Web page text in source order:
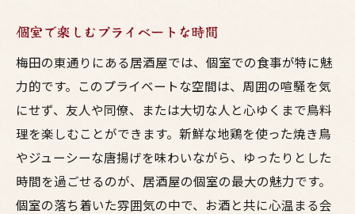
個室で楽しむプライベートな時間
梅田の東通りにある居酒屋では、個室での食事が特に魅
力的です。このプライベートな空間は、周囲の喧騒を気
にせず、友人や同僚、または大切な人と心ゆくまで鳥料
理を楽しむことができます。新鮮な地鶏を使った焼き鳥
やジューシーな唐揚げを味わいながら、ゆったりとした
時間を過ごせるのが、居酒屋の個室の最大の魅力です。
個室の落ち着いた雰囲気の中で、お酒と共に心温まる会